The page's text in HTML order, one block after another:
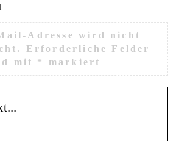
Adresse wird nicht
Erforderliche Felder
mit * markiert